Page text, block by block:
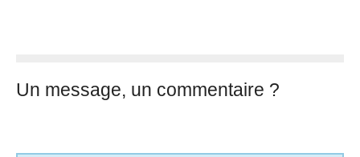
Un message, un commentaire ?